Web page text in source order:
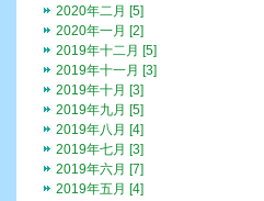
2020年二月 [5]
2020年一月 [2]
2019年十二月 [5]
2019年十一月 [3]
2019年十月 [3]
2019年九月 [5]
2019年八月 [4]
2019年七月 [3]
2019年六月 [7]
2019年五月 [4]